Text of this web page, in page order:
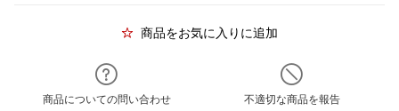
商品をお気に入りに追加
商品についての問い合わせ 不適切な商品を報告